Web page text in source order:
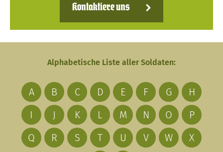
Kontaktiere uns
Alphabetische Liste aller Soldaten:
A B C D E F G
H
I
J K L M N O
P
Q
R S T U V W
X